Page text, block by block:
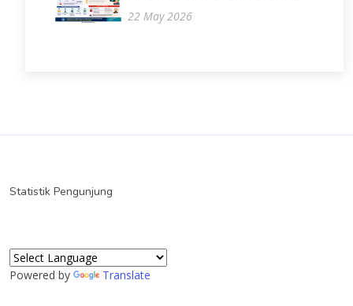
22 May 2026
Statistik Pengunjung
Powered by Translate